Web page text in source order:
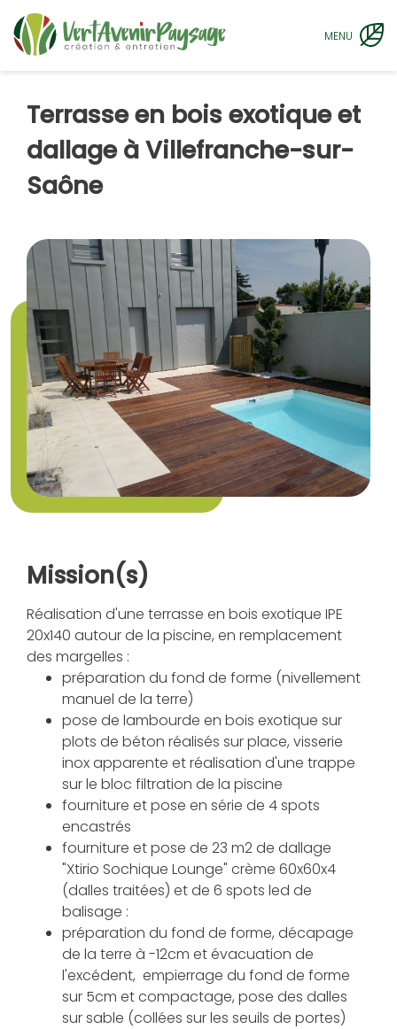
MENU
Terrasse en bois exotique et
dallage à Villefranche-sur-
Saône
Mission(s)
Réalisation d'une terrasse en bois exotique IPE
20x140 autour de la piscine, en remplacement
des margelles :
préparation du fond de forme (nivellement
manuel de la terre)
pose de lambourde en bois exotique sur
plots de béton réalisés sur place, visserie
inox apparente et réalisation d'une trappe
sur le bloc filtration de la piscine
fourniture et pose en série de 4 spots
encastrés
fourniture et pose de 23 m2 de dallage
"Xtirio Sochique Lounge" crème 60x60x4
(dalles traitées) et de 6 spots led de
balisage :
préparation du fond de forme, décapage
de la terre à -12cm et évacuation de
l'excédent, empierrage du fond de forme
sur 5cm et compactage, pose des dalles
sur sable (collées sur les seuils de portes)